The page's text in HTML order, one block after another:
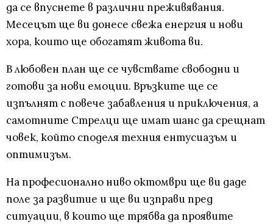
да се впуснете в различни преживявания.
Месецът ще ви донесе свежа енергия и нови
хора, които ще обогатят живота ви.
В любовен план ще се чувствате свободни и
готови за нови емоции. Връзките ще се
изпълнят с повече забавления и приключения, а
самотните Стрелци ще имат шанс да срещнат
човек, който споделя техния ентусиазъм и
оптимизъм.
На професионално ниво октомври ще ви даде
поле за развитие и ще ви изправи пред
ситуации, в които ще трябва да проявите